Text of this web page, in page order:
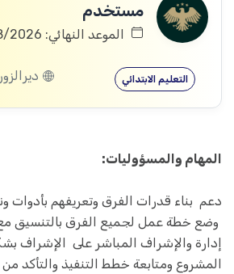
مستخدم
الموعد النهائي: 10/08/2026
التعليم الابتدائي ديرالزور
المهام والمسؤوليات:
دعم بناء قدرات الفرق وتعريفهم بأدوات
وضع خطة عمل لجميع الفرق بالتنسيق
إدارة والإشراف المباشر على الإشراف
المشروع ومتابعة خطط التنفيذ والتأكد